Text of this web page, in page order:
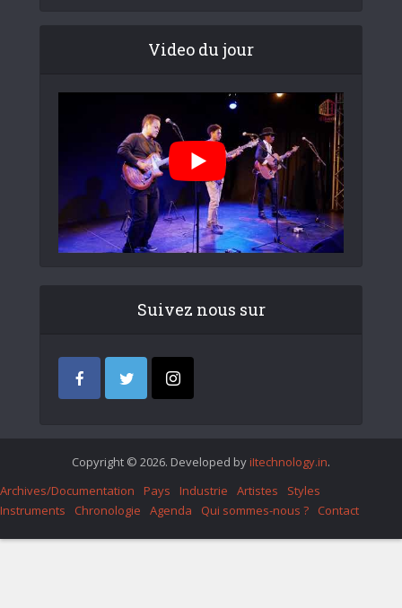
Video du jour
Suivez nous sur
Copyright © 2026. Developed by iItechnology.in.
Archives/Documentation
Pays Industrie Artistes
Styles
Instruments
Chronologie Agenda Qui sommes-nous ? Contact